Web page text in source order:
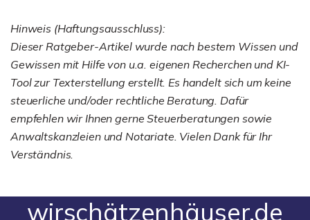
Hinweis (Haftungsausschluss):
Dieser Ratgeber-Artikel wurde nach bestem Wissen und
Gewissen mit Hilfe von u.a. eigenen Recherchen und KI-
Tool zur Texterstellung erstellt. Es handelt sich um keine
steuerliche und/oder rechtliche Beratung. Dafür
empfehlen wir Ihnen gerne Steuerberatungen sowie
Anwaltskanzleien und Notariate. Vielen Dank für Ihr
Verständnis.
wirschätzenhäuser.de